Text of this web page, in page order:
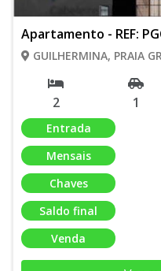
Apartamento - REF:
GUILHERMINA, PRAIA
2 1
Entrada
Mensais
Chaves
Saldo final
Venda